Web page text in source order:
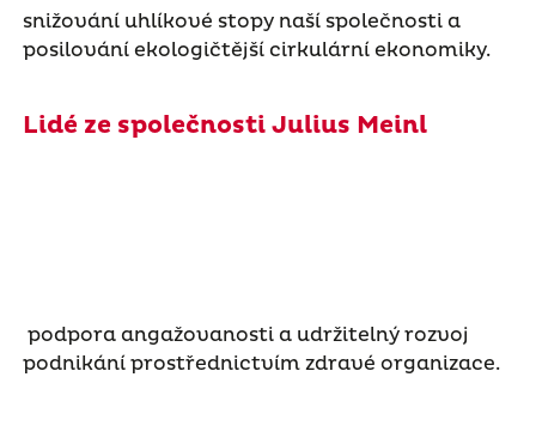
snižování uhlíkové stopy naší společnosti a
posilování ekologičtější cirkulární ekonomiky.
Lidé ze společnosti Julius Meinl
podpora angažovanosti a udržitelný rozvoj
podnikání prostřednictvím zdravé organizace.